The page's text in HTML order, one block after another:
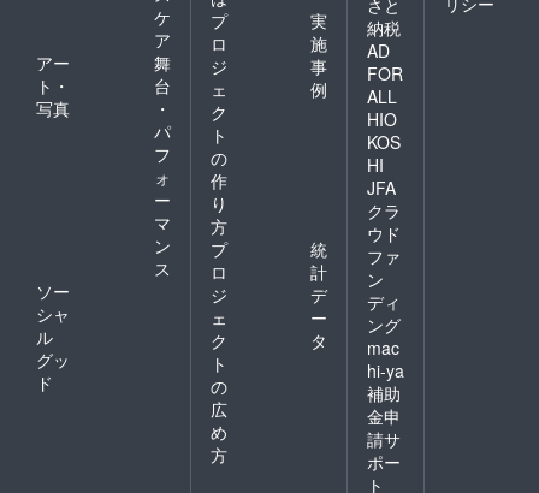
ケ
ア
アー
ト・
写真
舞
台
・
パ
フ
ォ
ー
マ
ン
ス
ソー
シャ
ル
グッ
ド
プ
ロ
ジ
ェ
ク
ト
の
作
り
方
実
施
事
例
プ
ロ
ジ
ェ
ク
ト
の
広
め
方
統
計
デ
ー
タ
さと
納税
AD
FOR
ALL
HIO
KOS
HI
JFA
クラ
ウド
ファ
ン
ディ
ング
mac
hi-ya
補助
金申
請サ
ポー
ト